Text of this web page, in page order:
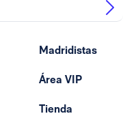
Madridistas
Área VIP
Tienda